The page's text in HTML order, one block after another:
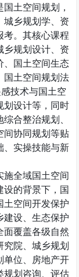
土空间规划，
城乡规划学、资
考。其核心课程
乡规划设计、资
、国土空间生态
国土空间规划法
技术与国土空
划设计等，同时
合整治规划、
间协同规划等贴
、实操技能与新
施全域国土空间
的背景下，国
土空间开发保护
建设、生态保护
面覆盖各级自然
院、城乡规划
单位、房地产开
规划咨询、评估